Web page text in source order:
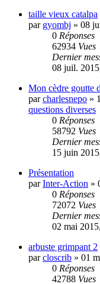
taille vieux catalpa
par gyombj » 08
0 Réponses
62934 Vues
Dernier
08 juil.
Mon cèdre goutte
parcharlesnepo »
questions diverses
0 Réponses
58792 Vues
Dernier
15 juin
Présentation
parInter-Action »
0 Réponses
72072 Vues
Dernier
02 mai
arbuste grimpant 2
parcloscrib » 01
0 Réponses
42788 Vues